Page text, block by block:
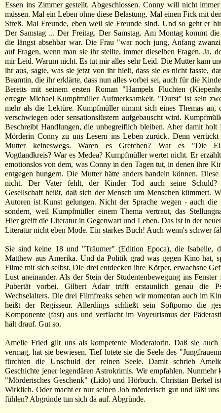
Essen ins Zimmer gestellt. Abgeschlossen. Conny will nicht
müssen. Mal ein Leben ohne diese Belastung. Mal einen Fick mit
Streß. Mal Freunde, eben weil sie Freunde sind. Und so geht er
Der Samstag ... Der Freitag. Der Samstag. Am Montag kommt die
die längst absehbar war. Die Frau "war noch jung, Anfang
auf Fragen, wenn man sie ihr stellte, immer dieselben Fragen. Ja,
mir Leid. Warum nicht. Es tut mir alles sehr Leid. Die Mutter kam
ihr aus, sagte, was sie jetzt von ihr hielt, dass sie es nicht fasste,
Beamtin, die ihr erklärte, dass nun alles vorbei sei, auch für die
Bereits mit seinem ersten Roman "Hampels Fluchten
erregte Michael Kumpfmüller Aufmerksamkeit. "Durst" ist sein
mehr als die Lektüre. Kumpfmüller nimmt sich eines Themas an,
verschwiegen oder sensationslüstern aufgebauscht wird.
Beschreibt Handlungen, die unbegreiflich bleiben. Aber damit holt
Mörderin Conny zu uns Lesern ins Leben zurück. Denn
Mutter keineswegs. Waren es Gretchen? War es "Die
Vogtlandkreis? War es Medea? Kumpfmüller wertet nicht. Er
emotionslos von dem, was Conny in den Tagen tut, in denen ihre
entgegen hungern. Die Mutter hätte anders handeln können.
nicht. Der Vater fehlt, der Kinder Tod auch seine Schuld?
Gesellschaft heißt, daß sich der Mensch um Menschen kümmert.
Autoren ist Kunst gelungen. Nicht der Sprache wegen - auch
sondern, weil Kumpfmüller einem Thema vertraut, das
Hier greift die Literatur in Gegenwart und Leben. Das ist in der
Literatur nicht eben Mode. Ein starkes Buch! Auch wenn's schwer
Sie sind keine 18 und "Träumer" (Edition Epoca), die Isabelle,
Matthew aus Amerika. Und da Politik grad was gegen Kino hat,
Filme mit sich selbst. Die drei entdecken ihre Körper, erwachsne
Lust aneinander. Als der Stein der Studentenbewegung ins
Pubertät vorbei. Gilbert Adair trifft erstaunlich genau die
Wechselalters. Die drei Filmfreaks sehen wir momentan auch im
heißt der Regisseur. Allerdings schließt sein Softporno die
Komponente (fast) aus und verflacht im Voyeurismus der
hält drauf. Gut so.
Amelie Fried gilt uns als kompetente Moderatorin. Daß sie auch
vermag, hat sie bewiesen. Tief lotete sie die Seele des
fürchten die Unschuld der reinen Seele. Damit schrieb
Geschichte jener legendären Astrokrimis. Wir empfahlen. Nunmehr
"Mörderisches Geschenk" (Lido) und Hörbuch. Christian Berkel
Wirklich. Oder macht er nur seinen Job mörderisch gut und läßt uns
fühlen? Abgründe tun sich da auf. Abgründe.